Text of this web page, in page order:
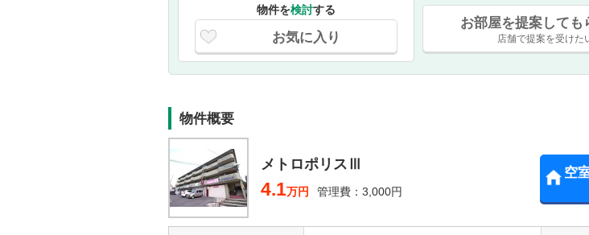
物件を検討する
お気に入り
お部屋を提案しても
店舗で提案を受けた
物件概要
メトロポリスⅢ
4.1万円 管理費：3,000円
空